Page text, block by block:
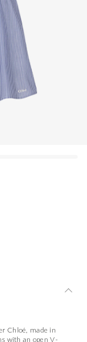
Chloé, made in
with an open V-